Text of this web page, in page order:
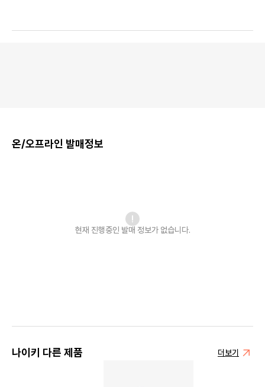
온/오프라인 발매정보
현재 진행중인 발매 정보가 없습니다.
나이키 다른 제품 더보기